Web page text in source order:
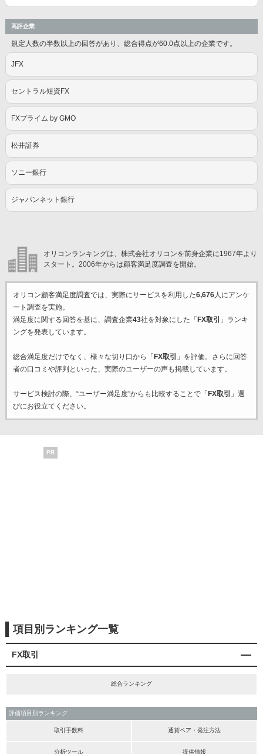
高評企業
規定人数の半数以上の回答があり、総合得点が60.0点以上の企業です。
JFX
セントラル短資FX
FXプライム by GMO
松井証券
ソニー銀行
ジャパンネット銀行
オリコンランキングは、株式会社オリコンを前身企業に1967年より
スタート。2006年からは顧客満足度調査を開始。
オリコン顧客満足度調査では、実際にサービスを利用した6,676人にアンケ
ート調査を実施。
満足度に関する回答を基に、調査企業43社を対象にした「 FX取引
」ランキ
ングを発表しています。
総合満足度だけでなく、様々な切り口から「 FX取引
」を評価。さらに回答
者の口コミや評判といった、実際のユーザーの声も掲載しています。
サービス検討の際、“ユーザー満足度”からも比較することで「 FX取引
」選
びにお役立てください。
PR
項目別ランキング一覧
FX取引
総合ランキング
評価項目別ランキング
取引手数料 通貨ペア・発注方法
分析ツール 提供情報